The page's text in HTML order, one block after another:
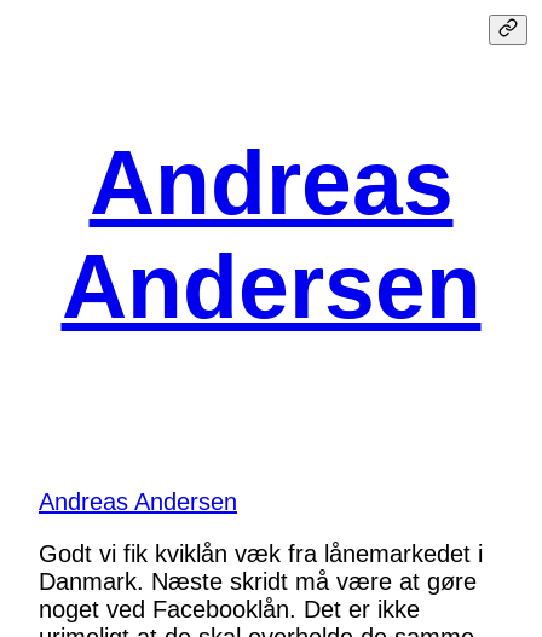
Andreas
Andersen
Andreas Andersen
Godt vi fik kviklån væk fra lånemarkedet i
Danmark. Næste skridt må være at gøre
noget ved Facebooklån. Det er ikke